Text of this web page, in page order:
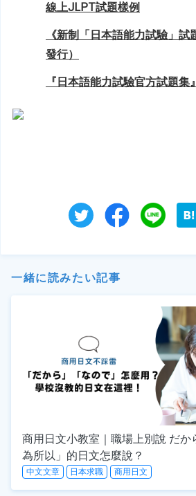
線上JLPT試題樣例
《新制「日本語能力試驗」
發行）
『日本語能力試驗官方試題集』
一緒に読みたい記事
商用日文小教室｜職場上別說 だか
為所以」的日文怎麼說？
中文文章 日本求職 商用日文